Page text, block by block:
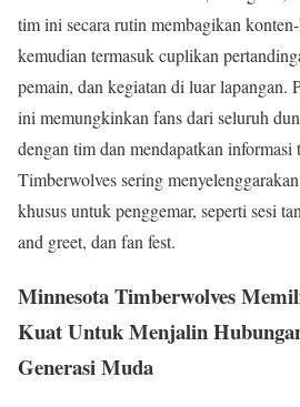
tim ini secara rutin membagikan
kemudian termasuk cuplikan
pemain, dan kegiatan di luar lapangan.
ini memungkinkan fans dari seluruh
dengan tim dan mendapatkan
Timberwolves sering
khusus untuk penggemar, seperti sesi
and greet, dan fan fest.
Minnesota Timberwolves
Kuat Untuk Menjalin
Generasi Muda